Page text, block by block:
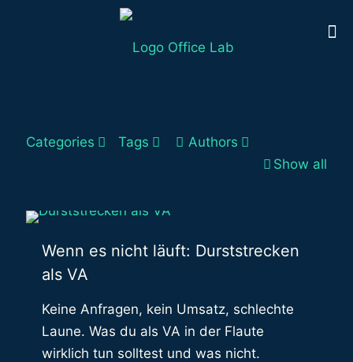
Categories Tags
Authors
Show all
Wenn es nicht läuft: Durststrecken
als VA
Keine Anfragen, kein Umsatz, schlechte
Laune. Was du als VA in der Flaute
wirklich tun solltest und was nicht.